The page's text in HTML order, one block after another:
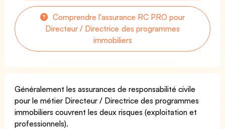
Comprendre l'assurance RC PRO pour
Directeur / Directrice des programmes
immobiliers
Généralement les assurances de responsabilité civile
pour le métier Directeur / Directrice des programmes
immobiliers couvrent les deux risques (exploitation et
professionnels).